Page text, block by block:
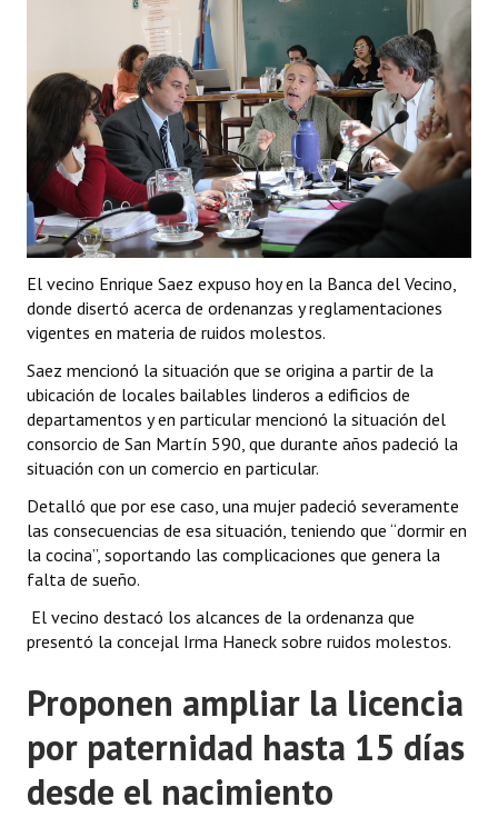
Comunicaciones
Declaraciones
Resoluciones
Resoluciones de Presidencia
INSTITUCIONAL
Antiguos Pobladores
Noticias Destacadas
Registros y Distinciones
Datos Históricos
Premio al Mérito - Registro
Audiencias Públicas - Registro
Mujeres que Dejaron Huellas - Registro
Periodistas Decanos - Registro
Ciudadano Ilustre - Registro
Banca del Vecino - Registro
Huéspedes de Honor - Registro
Antiguos Pobladores - Registro
El vecino Enrique Saez expuso hoy en la Banca del Vecino,
donde disertó acerca de ordenanzas y reglamentaciones
vigentes en materia de ruidos molestos.
Saez mencionó la situación que se origina a partir de la
ubicación de locales bailables linderos a edificios de
departamentos y en particular mencionó la situación del
consorcio de San Martín 590, que durante años padeció la
situación con un comercio en particular.
Detalló que por ese caso, una mujer padeció severamente
las consecuencias de esa situación, teniendo que “dormir en
la cocina”, soportando las complicaciones que genera la
falta de sueño.
El vecino destacó los alcances de la ordenanza que
presentó la concejal Irma Haneck sobre ruidos molestos.
Proponen ampliar la licencia
por paternidad hasta 15 días
desde el nacimiento